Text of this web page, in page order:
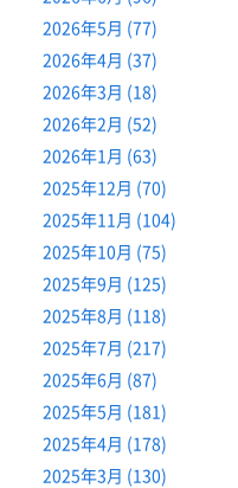
2026年5月 (77)
2026年4月 (37)
2026年3月 (18)
2026年2月 (52)
2026年1月 (63)
2025年12月 (70)
2025年11月 (104)
2025年10月 (75)
2025年9月 (125)
2025年8月 (118)
2025年7月 (217)
2025年6月 (87)
2025年5月 (181)
2025年4月 (178)
2025年3月 (130)